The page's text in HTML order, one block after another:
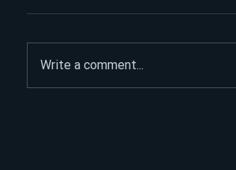
Write a comment...